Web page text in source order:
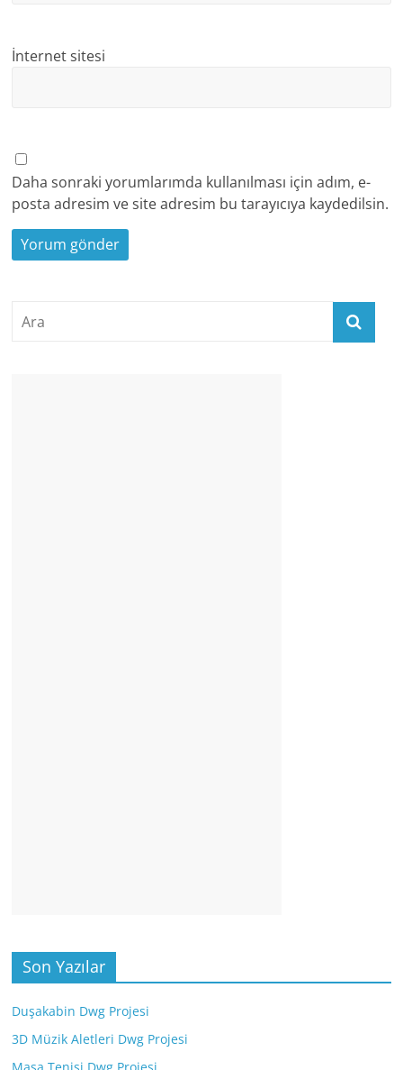
İnternet sitesi
Daha sonraki yorumlarımda kullanılması için adım, e-
posta adresim ve site adresim bu tarayıcıya kaydedilsin.
Son Yazılar
Duşakabin Dwg Projesi
3D Müzik Aletleri Dwg Projesi